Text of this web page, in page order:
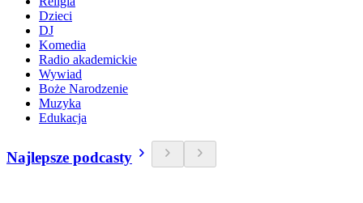
Dzieci
DJ
Komedia
Radio akademickie
Wywiad
Boże Narodzenie
Muzyka
Edukacja
Najlepsze podcasty